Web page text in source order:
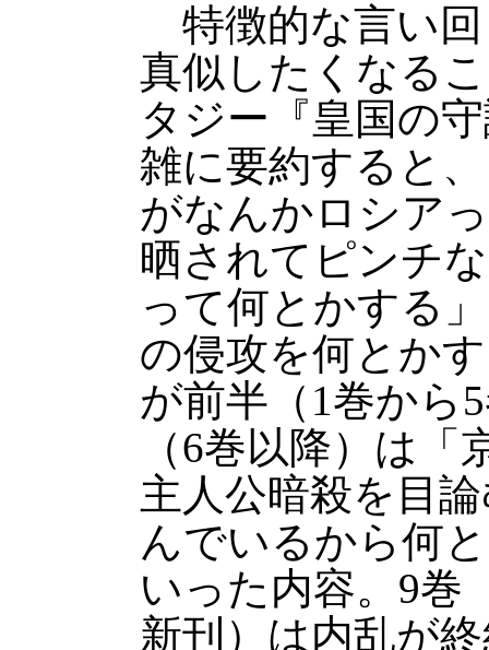
特徴的な言い
真似したくなる
タジー『皇国の
雑に要約すると
がなんかロシア
晒されてピンチ
って何とかする
の侵攻を何とか
が前半（1巻から
（6巻以降）は
主人公暗殺を目
んでいるから何
いった内容。9巻
新刊）は内乱が